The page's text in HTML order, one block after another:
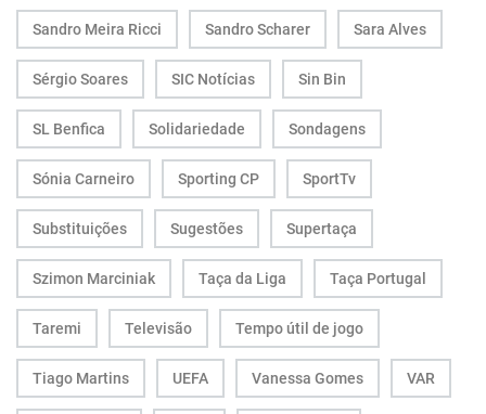
Sandro Meira Ricci Sandro Scharer Sara Alves
Sérgio Soares SIC Notícias Sin Bin
SL Benfica Solidariedade Sondagens
Sónia Carneiro Sporting CP SportTv
Substituições Sugestões Supertaça
Szimon Marciniak Taça da Liga Taça Portugal
Taremi Televisão Tempo útil de jogo
Tiago Martins UEFA Vanessa Gomes VAR